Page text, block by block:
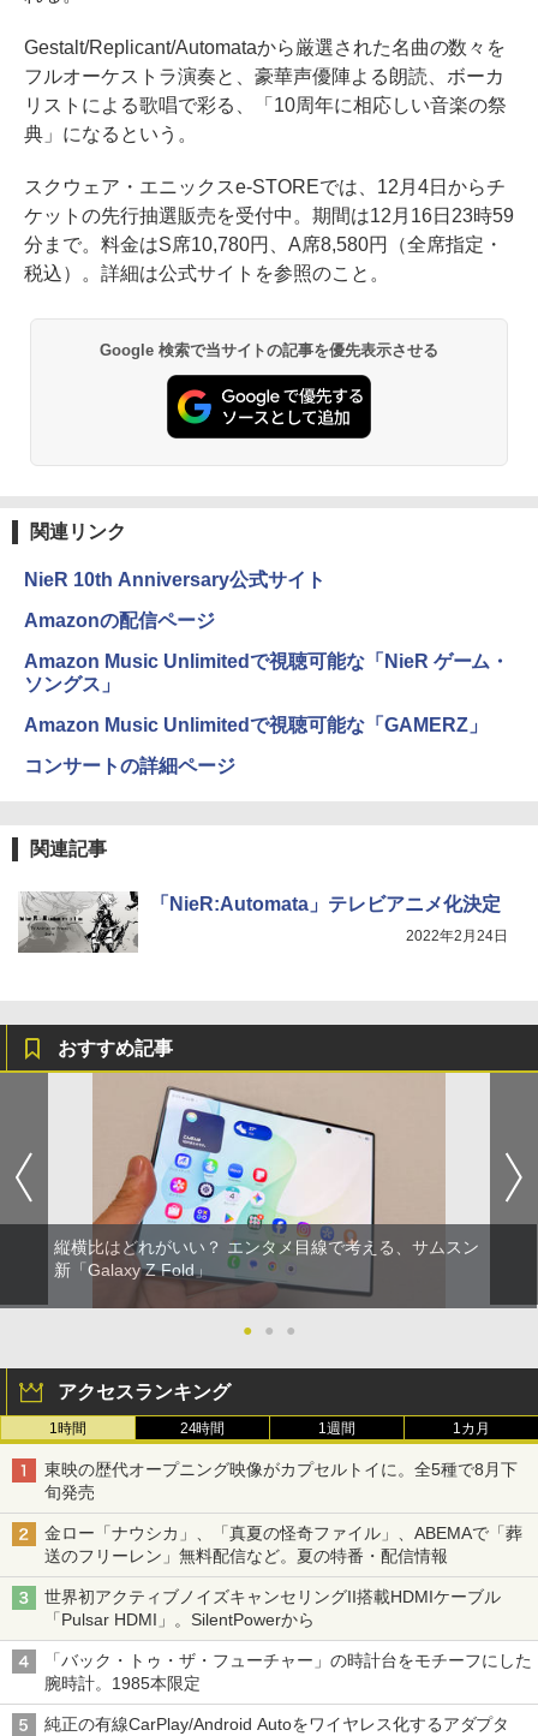
Gestalt/Replicant/Automataから厳選された名曲の数々を
フルオーケストラ演奏と、豪華声優陣よる朗読、ボーカ
リストによる歌唱で彩る、「10周年に相応しい音楽の祭
典」になるという。
スクウェア・エニックスe-STOREでは、12月4日からチ
ケットの先行抽選販売を受付中。期間は12月16日23時59
分まで。料金はS席10,780円、A席8,580円（全席指定・
税込）。詳細は公式サイトを参照のこと。
Google 検索で当サイトの記事を優先表示させる
関連リンク
NieR 10th Anniversary公式サイト
Amazonの配信ページ
Amazon Music Unlimitedで視聴可能な「NieR ゲーム・
ソングス」
Amazon Music Unlimitedで視聴可能な「GAMERZ」
コンサートの詳細ページ
関連記事
「NieR:Automata」テレビアニメ化決定
2022年2月24日
おすすめ記事
縦横比はどれがいい？ エンタメ目線で考える、サムスン
新「Galaxy Z Fold」
● ● ●
アクセスランキング
1時間 24時間 1週間 1カ月
東映の歴代オープニング映像がカプセルトイに。全5種で8月下
旬発売
金ロー「ナウシカ」、「真夏の怪奇ファイル」、ABEMAで「葬
送のフリーレン」無料配信など。夏の特番・配信情報
世界初アクティブノイズキャンセリングII搭載HDMIケーブル
「Pulsar HDMI」。SilentPowerから
「バック・トゥ・ザ・フューチャー」の時計台をモチーフにした
腕時計。1985本限定
純正の有線CarPlay/Android Autoをワイヤレス化するアダプタ